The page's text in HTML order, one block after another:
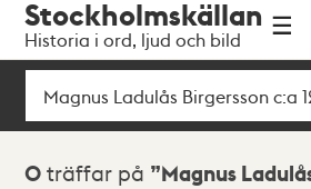
navigationen
huvudinnehållet
Stockholmskällan
Historia i ord, ljud och bild
Sök
Sökresultat
0 träffar på
Magnus